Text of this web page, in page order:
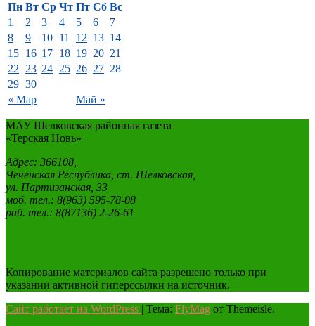
Пн Вт Ср Чт Пт Сб Вс
« Мар Май »
1 2 3 4 5 6
7
8
9 10 11 12 13 14
15 16 17 18 19 20 21
22
23 24 25 26 27 28
29 30
МАУ Шелковская районная газета
«Терская Новь»
Адрес: 366108,
Чеченская Республика, ст. Шелковская,
ул. Партизанская, 33
моб. тел.: 8(963) 595-78-08
раб. тел.: 8(87136) 2-26-61
Копирование материалов сайта разрешено только при
указании активной гиперссылки на источник.
Сайт работает на WordPress | Тема: FlyMag от Themeisle.